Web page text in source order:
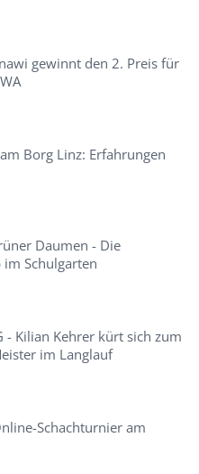
gewinnt den 2. Preis für
Borg Linz: Erfahrungen
Daumen - Die
Schulgarten
- Kilian Kehrer kürt sich zum
im Langlauf
Schachturnier am